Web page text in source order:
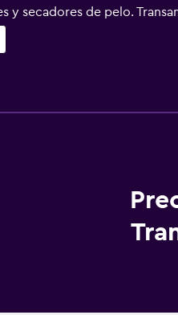
y secadores de pelo.
televisión LED con
Los huéspedes pueden